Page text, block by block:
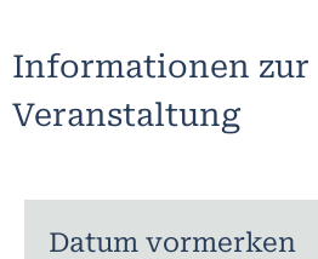
Informationen zur
Veranstaltung
Datum vormerken